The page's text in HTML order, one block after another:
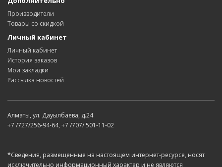
Производители
Товары со скидкой
Личный кабинет
Личный кабинет
История заказов
Мои закладки
Рассылка новостей
Алматы, ул. Дауылбаева, д.24
+7 /727/256-94-64, +7 /707/ 501-11-02
*Сведения, размещенные на настоящем интернет-ресурсе, носят
исключительно информационный характер и не являются